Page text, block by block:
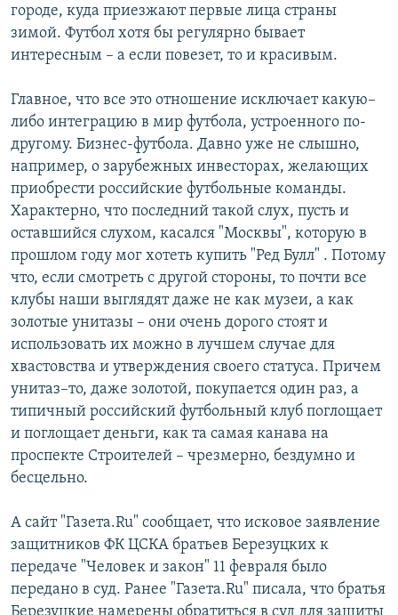
городе, куда приезжают первые лица страны
зимой. Футбол хотя бы регулярно бывает
интересным – а если повезет, то и красивым.
Главное, что все это отношение исключает какую–
либо интеграцию в мир футбола, устроенного по-
другому. Бизнес-футбола. Давно уже не слышно,
например, о зарубежных инвесторах, желающих
приобрести российские футбольные команды.
Характерно, что последний такой слух, пусть и
оставшийся слухом, касался "Москвы", которую в
прошлом году мог хотеть купить "Ред Булл" . Потому
что, если смотреть с другой стороны, то почти все
клубы наши выглядят даже не как музеи, а как
золотые унитазы – они очень дорого стоят и
использовать их можно в лучшем случае для
хвастовства и утверждения своего статуса. Причем
унитаз–то, даже золотой, покупается один раз, а
типичный российский футбольный клуб поглощает
и поглощает деньги, как та самая канава на
проспекте Строителей – чрезмерно, бездумно и
бесцельно.
А сайт "Газета.Ru" сообщает, что исковое заявление
защитников ФК ЦСКА братьев Березуцких к
передаче "Человек и закон" 11 февраля было
передано в суд. Ранее "Газета.Ru" писала, что братья